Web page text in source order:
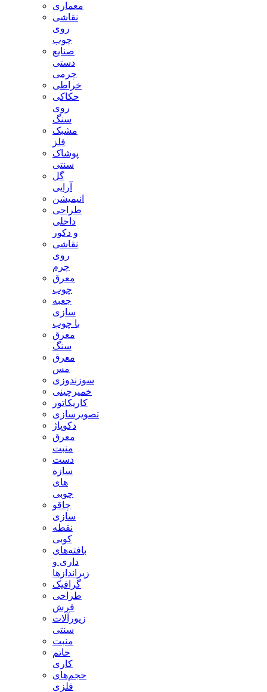
معماری
نقاشی
روی
چوب
صنایع
دستی
چرمی
خراطی
حکاکی
روی
سنگ
مشبک
فلز
پوشاک
سنتی
گل
آرایی
انیمیشن
طراحی
داخلی
و دکور
نقاشی
روی
چرم
معرق
چوب
جعبه
سازی
با چوب
معرق
سنگ
معرق
مس
سوزندوزی
خمیرچینی
کاریکاتور
تصویرسازی
دکوپاژ
معرق
منبت
دست
سازه
های
چوبی
چاقو
سازی
نقطه
کوبی
بافته‌های
داری و
زیراندازها
گرافیک
طراحی
فرش
زیورآلات
سنتی
منبت
خاتم
کاری
حجم‌های
فلزی